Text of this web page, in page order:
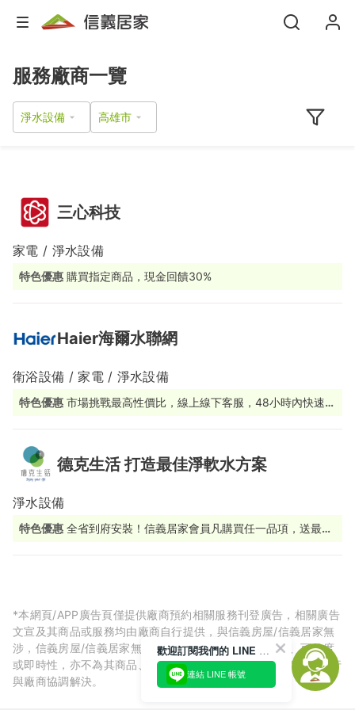
服務廠商一覽
淨水設備
三心科技
家電 / 淨水設備
特色優惠 購買指定商品，現金回饋30%
Haier海爾水聯網
衛浴設備 / 家電 / 淨水設備
特色優惠 市場挑戰最高性價比，線上線下客服，48小時內快速應
德克生活 打造最佳淨軟水方案
淨水設備
特色優惠 全省到府安裝！信義居家會員凡購買任一品項，送最高
*本網頁/APP廣告頁僅提供廠商預約相關服務刊登廣告，相關廣告
文宣及其商品或服務均由廠商自行提供，與信義房屋/信義居家無
涉，信義房屋/信義居家無法擔保廠商廣告內容的正確性、可信度
或即時性，亦不為其商品、服務品質負責，所生任何爭議皆請自行
與廠商協調解決。
歡迎訂閱我們的 LINE 官方帳號
連結 LINE 帳號